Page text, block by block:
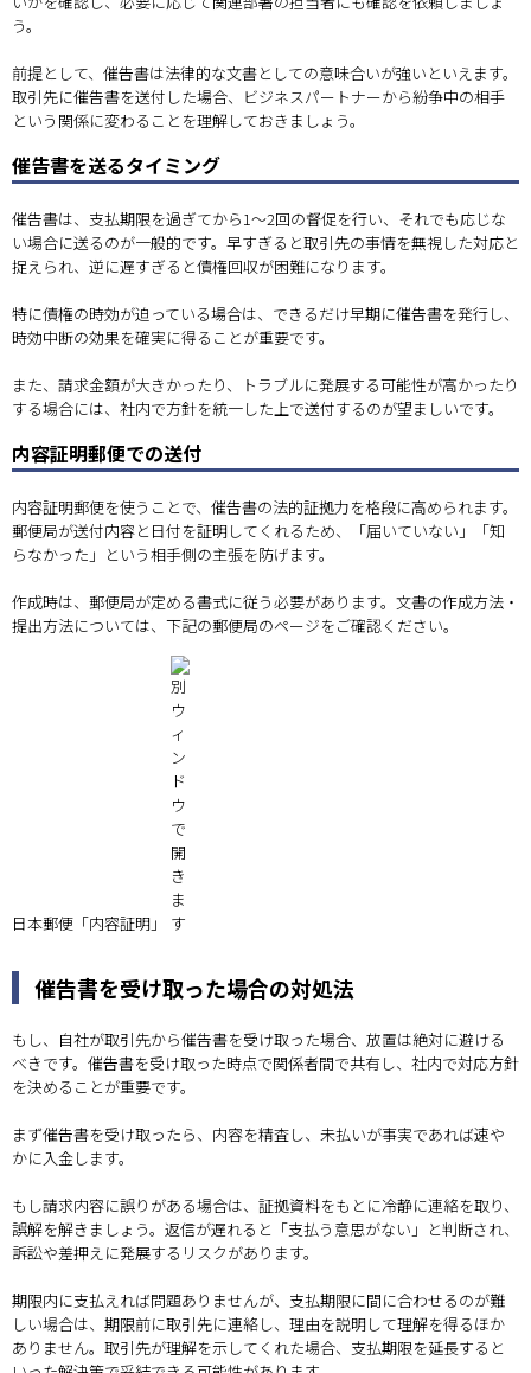
う。
前提として、催告書は法律的な文書としての意味合いが強いといえます。
取引先に催告書を送付した場合、ビジネスパートナーから紛争中の相手
という関係に変わることを理解しておきましょう。
催告書を送るタイミング
催告書は、支払期限を過ぎてから1〜2回の督促を行い、それでも応じな
い場合に送るのが一般的です。早すぎると取引先の事情を無視した対応と
捉えられ、逆に遅すぎると債権回収が困難になります。
特に債権の時効が迫っている場合は、できるだけ早期に催告書を発行し、
時効中断の効果を確実に得ることが重要です。
また、請求金額が大きかったり、トラブルに発展する可能性が高かったり
する場合には、社内で方針を統一した上で送付するのが望ましいです。
内容証明郵便での送付
内容証明郵便を使うことで、催告書の法的証拠力を格段に高められます。
郵便局が送付内容と日付を証明してくれるため、「届いていない」「知
らなかった」という相手側の主張を防げます。
作成時は、郵便局が定める書式に従う必要があります。文書の作成方法・
提出方法については、下記の郵便局のページをご確認ください。
日本郵便「内容証明」
催告書を受け取った場合の対処法
もし、自社が取引先から催告書を受け取った場合、放置は絶対に避ける
べきです。催告書を受け取った時点で関係者間で共有し、社内で対応方針
を決めることが重要です。
まず催告書を受け取ったら、内容を精査し、未払いが事実であれば速や
かに入金します。
もし請求内容に誤りがある場合は、証拠資料をもとに冷静に連絡を取り、
誤解を解きましょう。返信が遅れると「支払う意思がない」と判断され、
訴訟や差押えに発展するリスクがあります。
期限内に支払えれば問題ありませんが、支払期限に間に合わせるのが難
しい場合は、期限前に取引先に連絡し、理由を説明して理解を得るほか
ありません。取引先が理解を示してくれた場合、支払期限を延長すると